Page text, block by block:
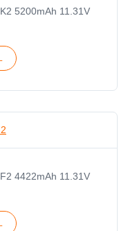
5200mAh 11.31V
4422mAh 11.31V